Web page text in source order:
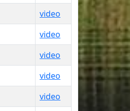
video
video
video
video
video